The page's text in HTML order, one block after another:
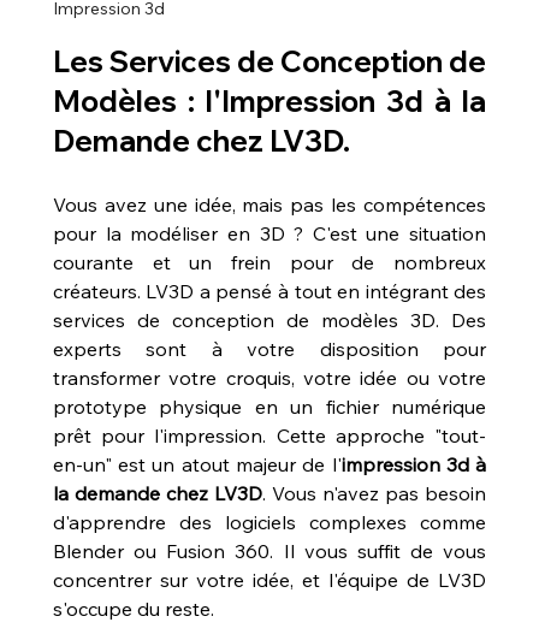
Impression 3d
Les Services de Conception de
Modèles : l'Impression 3d à la
Demande chez LV3D.
Vous avez une idée, mais pas les compétences
pour la modéliser en 3D ? C'est une situation
courante et un frein pour de nombreux
créateurs. LV3D a pensé à tout en intégrant des
services de conception de modèles 3D. Des
experts sont à votre disposition pour
transformer votre croquis, votre idée ou votre
prototype physique en un fichier numérique
prêt pour l'impression. Cette approche "tout-
en-un" est un atout majeur de l'impression 3d à
la demande chez LV3D. Vous n'avez pas besoin
d'apprendre des logiciels complexes comme
Blender ou Fusion 360. Il vous suffit de vous
concentrer sur votre idée, et l'équipe de LV3D
s'occupe du reste.